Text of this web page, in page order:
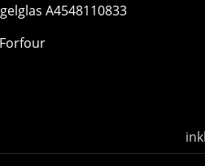
A4548110833